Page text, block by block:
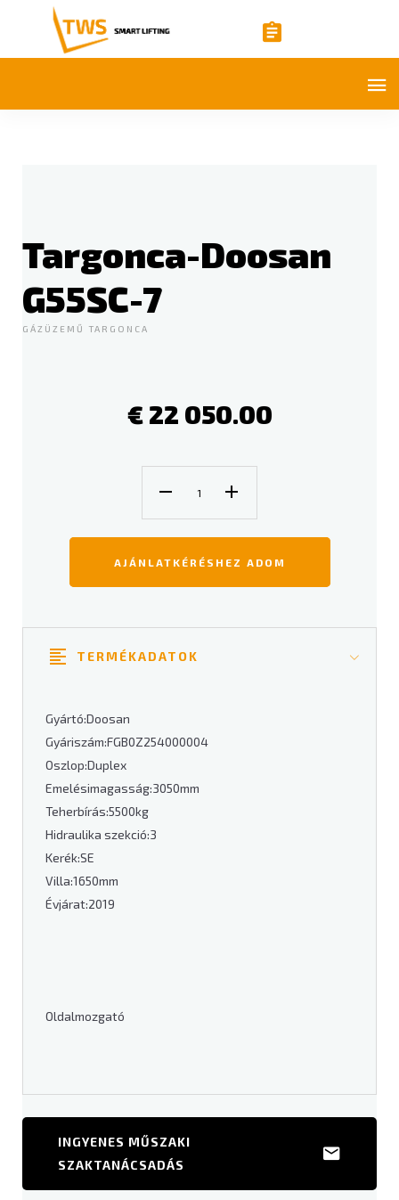
Targonca-Doosan
G55SC-7
GÁZÜZEMŰ TARGONCA
€ 22 050.00
AJÁNLATKÉRÉSHEZ ADOM
TERMÉKADATOK
Gyártó:Doosan
Gyáriszám:FGB0Z254000004
Oszlop:Duplex
Emelésimagasság:3050mm
Teherbírás:5500kg
Hidraulika szekció:3
Kerék:SE
Villa:1650mm
Évjárat:2019
Oldalmozgató
INGYENES MŰSZAKI
SZAKTANÁCSADÁS